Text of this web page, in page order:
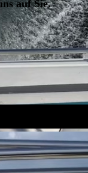
auf Sie.